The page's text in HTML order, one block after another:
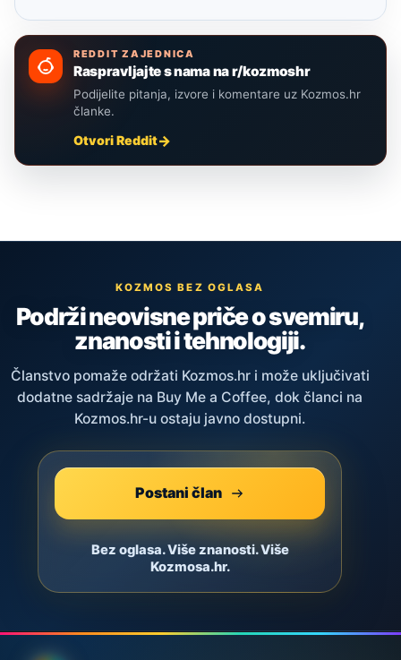
REDDIT ZAJEDNICA
Raspravljajte s nama na r/kozmoshr
Podijelite pitanja, izvore i komentare uz Kozmos.hr
članke.
Otvori Reddit
KOZMOS BEZ OGLASA
Podrži neovisne priče o svemiru,
znanosti i tehnologiji.
Članstvo pomaže održati Kozmos.hr i može uključivati
dodatne sadržaje na Buy Me a Coffee, dok članci na
Kozmos.hr-u ostaju javno dostupni.
Postani član
Bez oglasa. Više znanosti. Više
Kozmosa.hr.